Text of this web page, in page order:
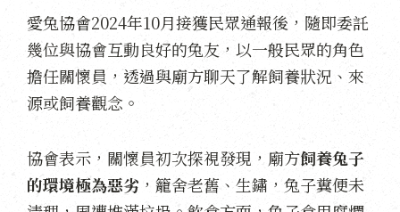
愛兔協會2024年10月接獲民眾通報後，隨即委託
幾位與協會互動良好的兔友，以一般民眾的角色
擔任關懷員，透過與廟方聊天了解飼養狀況、來
源或飼養觀念。
協會表示，關懷員初次探視發現，廟方飼養兔子
的環境極為惡劣 ，籠舍老舊、生鏽，兔子糞便未